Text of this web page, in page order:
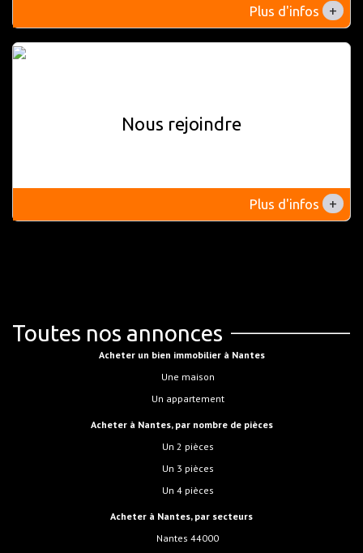
Plus d'infos +
Nous rejoindre
Plus d'infos +
Toutes nos annonces
Acheter un bien immobilier à Nantes
Une maison
Un appartement
Acheter à Nantes, par nombre de pièces
Un 2 pièces
Un 3 pièces
Un 4 pièces
Acheter à Nantes, par secteurs
Nantes 44000